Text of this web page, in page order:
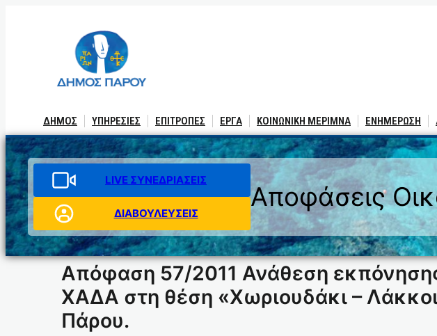
ΔΗΜΟΣ ΥΠΗΡΕΣΙΕΣ ΕΠΙΤΡΟΠΕΣ ΕΡΓΑ ΚΟΙΝΩΝΙΚΗ ΜΕΡΙΜΝΑ ΕΝΗΜΕΡΩΣΗ
LIVE ΣΥΝΕΔΡΙΑΣΕΙΣ
ΔΙΑΒΟΥΛΕΥΣΕΙΣ
Αποφάσεις
Απόφαση 57/2011 Ανάθεση
ΧΑΔΑ στη θέση «Χωριουδάκι –
Πάρου.